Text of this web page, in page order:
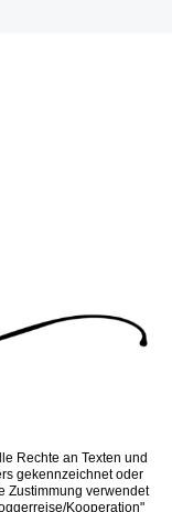
Rechte an Texten und
gekennzeichnet oder
Zustimmung verwendet
Kooperation"